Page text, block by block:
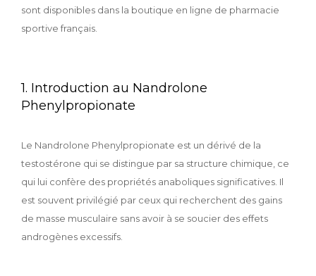
sont disponibles dans la boutique en ligne de pharmacie
sportive français.
1. Introduction au Nandrolone
Phenylpropionate
Le Nandrolone Phenylpropionate est un dérivé de la
testostérone qui se distingue par sa structure chimique, ce
qui lui confère des propriétés anaboliques significatives. Il
est souvent privilégié par ceux qui recherchent des gains
de masse musculaire sans avoir à se soucier des effets
androgènes excessifs.